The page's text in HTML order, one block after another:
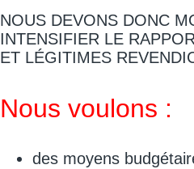
NOUS DEVONS DONC
INTENSIFIER LE
ET LÉGITIMES
Nous voulons :
des moyens